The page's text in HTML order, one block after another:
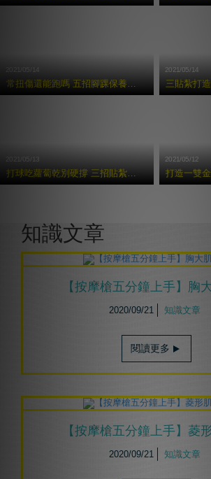
常扭傷還能跑嗎 五招腳踝保養術讓你享受奔馳快感
2021/05/14
2021/05/13
打球吃蘿蔔乾別硬撐 三招貼紮避免二度傷害
2021/05/12
打造一雙
知識文章
【按摩槍五分鐘上手】胸
2020/09/21 知識文章
閱讀更多
【按摩槍五分鐘上手】菱
2020/09/21 知識文章